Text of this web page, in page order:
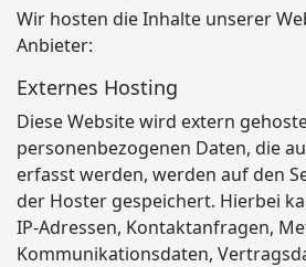
Wir hosten die Inhalte unserer
Anbieter:
Externes Hosting
Diese Website wird extern
personenbezogenen Daten, die
erfasst werden, werden auf den
der Hoster gespeichert. Hierbei
IP-Adressen, Kontaktanfragen,
Kommunikationsdaten,